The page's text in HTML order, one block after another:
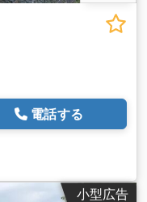
電話する
小型広告